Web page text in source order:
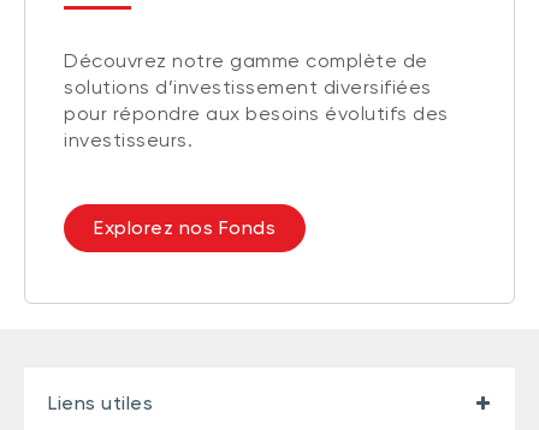
Découvrez notre gamme complète de
solutions d’investissement diversifiées
pour répondre aux besoins évolutifs des
investisseurs.
Explorez nos Fonds
Liens utiles